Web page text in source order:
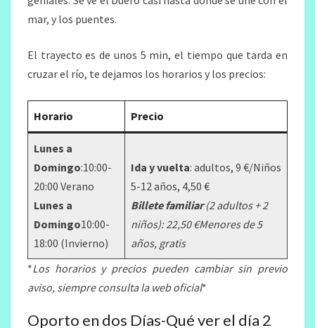
mar, y los puentes.
El trayecto es de unos 5 min, el tiempo que tarda en
cruzar el río, te dejamos los horarios y los precios:
Horario Precio
Lunes a
Domingo:10:00-
20:00 Verano
Lunes a
Domingo10:00-
18:00 (Invierno)
Ida y vuelta: adultos, 9 €/Niños
5-12 años, 4,50 €
Billete familiar(2 adultos + 2
niños): 22,50 €Menores de 5
años, gratis
*Los horarios y precios pueden cambiar sin previo
aviso, siempre consulta la web oficial*
Oporto en dos Días-Qué ver el día 2